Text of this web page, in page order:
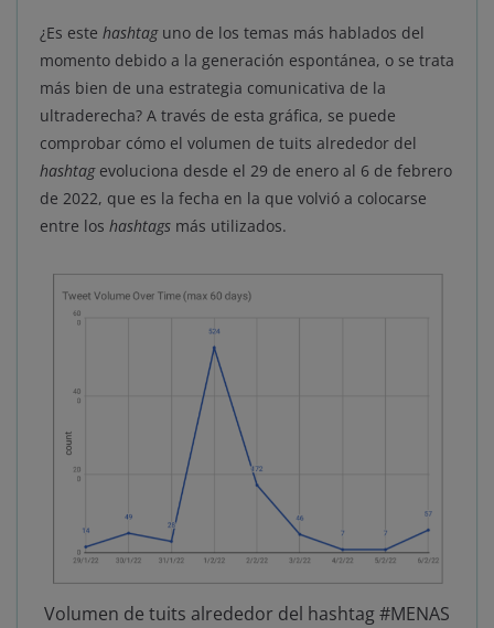
¿Es este hashtag uno de los temas más hablados del
momento debido a la generación espontánea, o se trata
más bien de una estrategia comunicativa de la
ultraderecha? A través de esta gráfica, se puede
comprobar cómo el volumen de tuits alrededor del
hashtagevoluciona desde el 29 de enero al 6 de febrero
de 2022, que es la fecha en la que volvió a colocarse
entre los hashtags más utilizados.
Volumen de tuits alrededor del hashtag #MENAS